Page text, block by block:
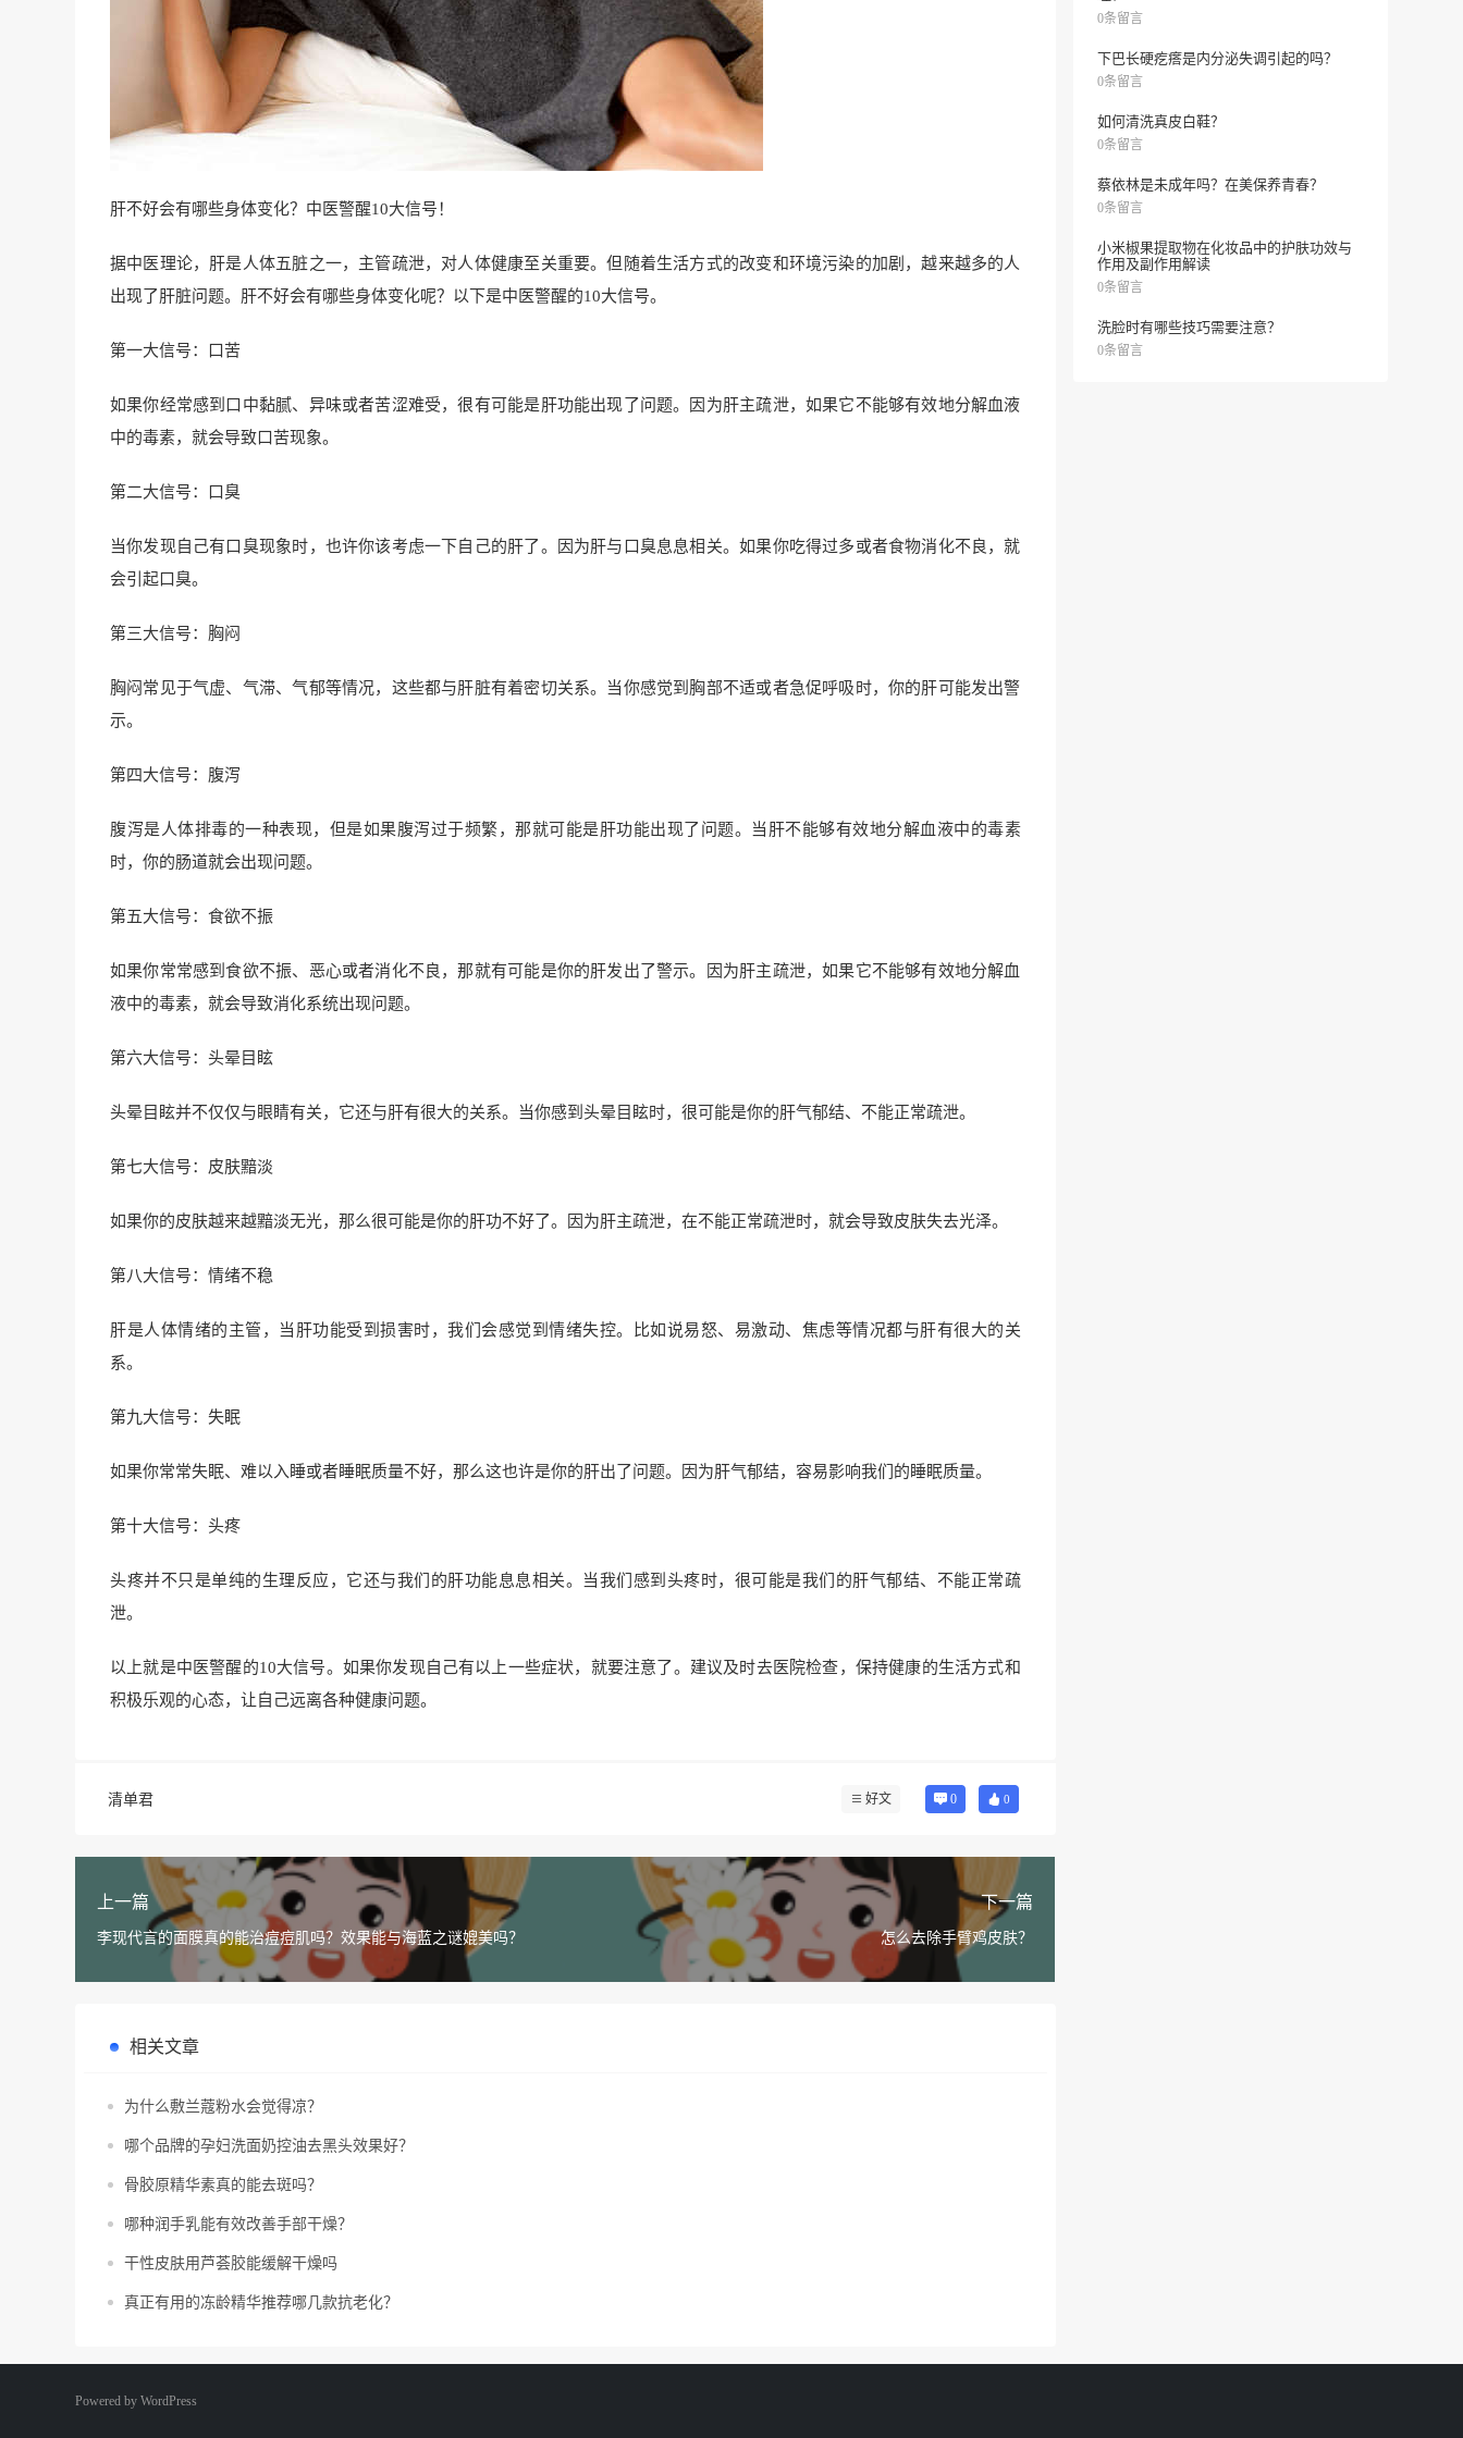
肝不好会有哪些身体变化？中医警醒10大信号！
据中医理论，肝是人体五脏之一，主管疏泄，对人体健康至关重要。但随着生活方式的改变和环境污染的加剧，越来越多的人
出现了肝脏问题。肝不好会有哪些身体变化呢？以下是中医警醒的10大信号。
第一大信号：口苦
如果你经常感到口中黏腻、异味或者苦涩难受，很有可能是肝功能出现了问题。因为肝主疏泄，如果它不能够有效地分解血液
中的毒素，就会导致口苦现象。
第二大信号：口臭
当你发现自己有口臭现象时，也许你该考虑一下自己的肝了。因为肝与口臭息息相关。如果你吃得过多或者食物消化不良，就
会引起口臭。
第三大信号：胸闷
胸闷常见于气虚、气滞、气郁等情况，这些都与肝脏有着密切关系。当你感觉到胸部不适或者急促呼吸时，你的肝可能发出警
示。
第四大信号：腹泻
腹泻是人体排毒的一种表现，但是如果腹泻过于频繁，那就可能是肝功能出现了问题。当肝不能够有效地分解血液中的毒素
时，你的肠道就会出现问题。
第五大信号：食欲不振
如果你常常感到食欲不振、恶心或者消化不良，那就有可能是你的肝发出了警示。因为肝主疏泄，如果它不能够有效地分解血
液中的毒素，就会导致消化系统出现问题。
第六大信号：头晕目眩
头晕目眩并不仅仅与眼睛有关，它还与肝有很大的关系。当你感到头晕目眩时，很可能是你的肝气郁结、不能正常疏泄。
第七大信号：皮肤黯淡
如果你的皮肤越来越黯淡无光，那么很可能是你的肝功不好了。因为肝主疏泄，在不能正常疏泄时，就会导致皮肤失去光泽。
第八大信号：情绪不稳
肝是人体情绪的主管，当肝功能受到损害时，我们会感觉到情绪失控。比如说易怒、易激动、焦虑等情况都与肝有很大的关
系。
第九大信号：失眠
如果你常常失眠、难以入睡或者睡眠质量不好，那么这也许是你的肝出了问题。因为肝气郁结，容易影响我们的睡眠质量。
第十大信号：头疼
头疼并不只是单纯的生理反应，它还与我们的肝功能息息相关。当我们感到头疼时，很可能是我们的肝气郁结、不能正常疏
泄。
以上就是中医警醒的10大信号。如果你发现自己有以上一些症状，就要注意了。建议及时去医院检查，保持健康的生活方式和
积极乐观的心态，让自己远离各种健康问题。
清单君 好文 0 0
上一篇
李现代言的面膜真的能治痘痘肌吗？效果能与海蓝之谜媲美吗？
下一篇
怎么去除手臂鸡皮肤？
相关文章
为什么敷兰蔻粉水会觉得凉？
哪个品牌的孕妇洗面奶控油去黑头效果好？
骨胶原精华素真的能去斑吗？
哪种润手乳能有效改善手部干燥？
干性皮肤用芦荟胶能缓解干燥吗
真正有用的冻龄精华推荐哪几款抗老化？
0条留言
下巴长硬疙瘩是内分泌失调引起的吗？
0条留言
如何清洗真皮白鞋？
0条留言
蔡依林是未成年吗？在美保养青春？
0条留言
小米椒果提取物在化妆品中的护肤功效与
作用及副作用解读
0条留言
洗脸时有哪些技巧需要注意？
0条留言
Powered by WordPress